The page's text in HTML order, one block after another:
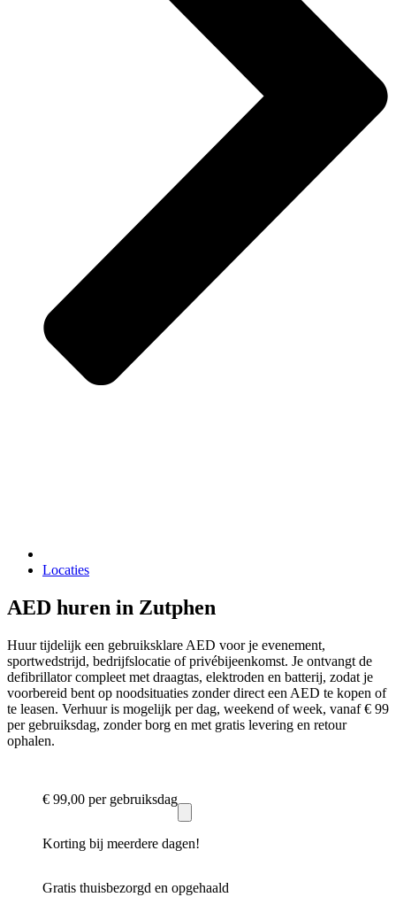
Locaties
AED huren in Zutphen
Huur tijdelijk een gebruiksklare AED voor je evenement,
sportwedstrijd, bedrijfslocatie of privébijeenkomst. Je ontvangt de
defibrillator compleet met draagtas, elektroden en batterij, zodat je
voorbereid bent op noodsituaties zonder direct een AED te kopen of
te leasen. Verhuur is mogelijk per dag, weekend of week, vanaf € 99
per gebruiksdag, zonder borg en met gratis levering en retour
ophalen.
€ 99,00 per gebruiksdag
Korting bij meerdere dagen!
Gratis thuisbezorgd en opgehaald